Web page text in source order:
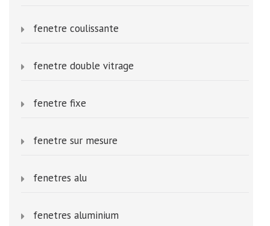
fenetre coulissante
fenetre double vitrage
fenetre fixe
fenetre sur mesure
fenetres alu
fenetres aluminium